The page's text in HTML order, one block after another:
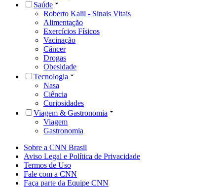
Saúde
Roberto Kalil - Sinais Vitais
Alimentação
Exercícios Físicos
Vacinação
Câncer
Drogas
Obesidade
Tecnologia
Nasa
Ciência
Curiosidades
Viagem & Gastronomia
Viagem
Gastronomia
Sobre a CNN Brasil
Aviso Legal e Política de Privacidade
Termos de Uso
Fale com a CNN
Faça parte da Equipe CNN